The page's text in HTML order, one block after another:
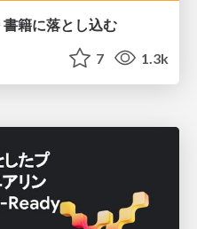
籍に落とし込む
7 1.3k